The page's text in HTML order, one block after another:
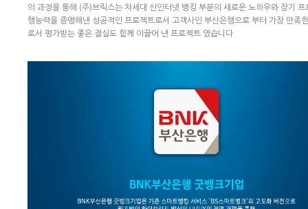
의 과정을 통해 (주)브릭스는 차세대 신인터넷 뱅킹 부분의 새로운 노하우와 장기 프
행능력을 증명해낸 성공적인 프로젝트로서 고객사인 부산은행으로 부터 가장 만족
로서 평가받는 좋은 결실도 함께 이끌어 낸 프로젝트 였습니다